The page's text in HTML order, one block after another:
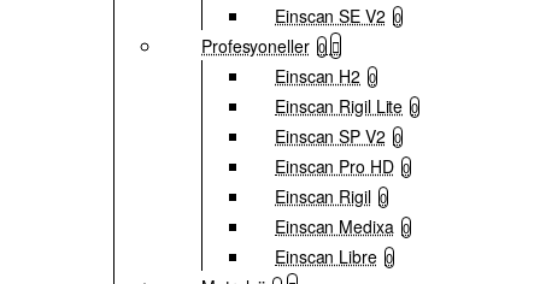
Einscan SE V2 0
Profesyoneller 0
Einscan H2 0
Einscan Rigil Lite 0
Einscan SP V2 0
Einscan Pro HD 0
Einscan Rigil 0
Einscan Medixa 0
Einscan Libre 0